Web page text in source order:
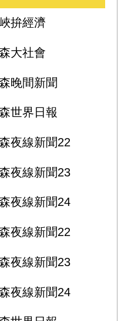
拚經濟
大社會
晚間新聞
世界日報
夜線新聞22
夜線新聞23
夜線新聞24
夜線新聞22
夜線新聞23
夜線新聞24